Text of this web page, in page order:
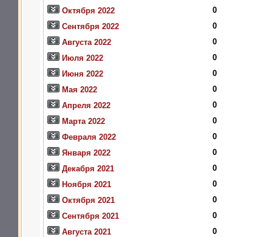
Октября 2022
0
Сентября 2022
0
Августа 2022
0
Июля 2022
0
Июня 2022
0
Мая 2022
0
Апреля 2022
0
Марта 2022
0
Февраля 2022
0
Января 2022
0
Декабря 2021
0
Ноября 2021
0
Октября 2021
0
Сентября 2021
0
Августа 2021
0